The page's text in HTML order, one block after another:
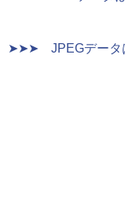
➤➤➤ JPEGデータ